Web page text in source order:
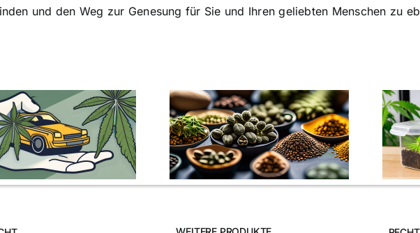
und den Weg zur Genesung für Sie und Ihren geliebten Menschen zu
Cannabis Samen
kaufen: Alles was Sie
wissen sollten
Cannabis Samen
kaufen: Beste Sorten
und Tipps